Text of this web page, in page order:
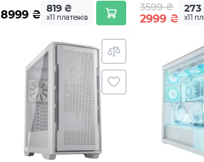
8999₴ 819 ₴
х11 платежів
3599 ₴
2999 ₴
273
х11